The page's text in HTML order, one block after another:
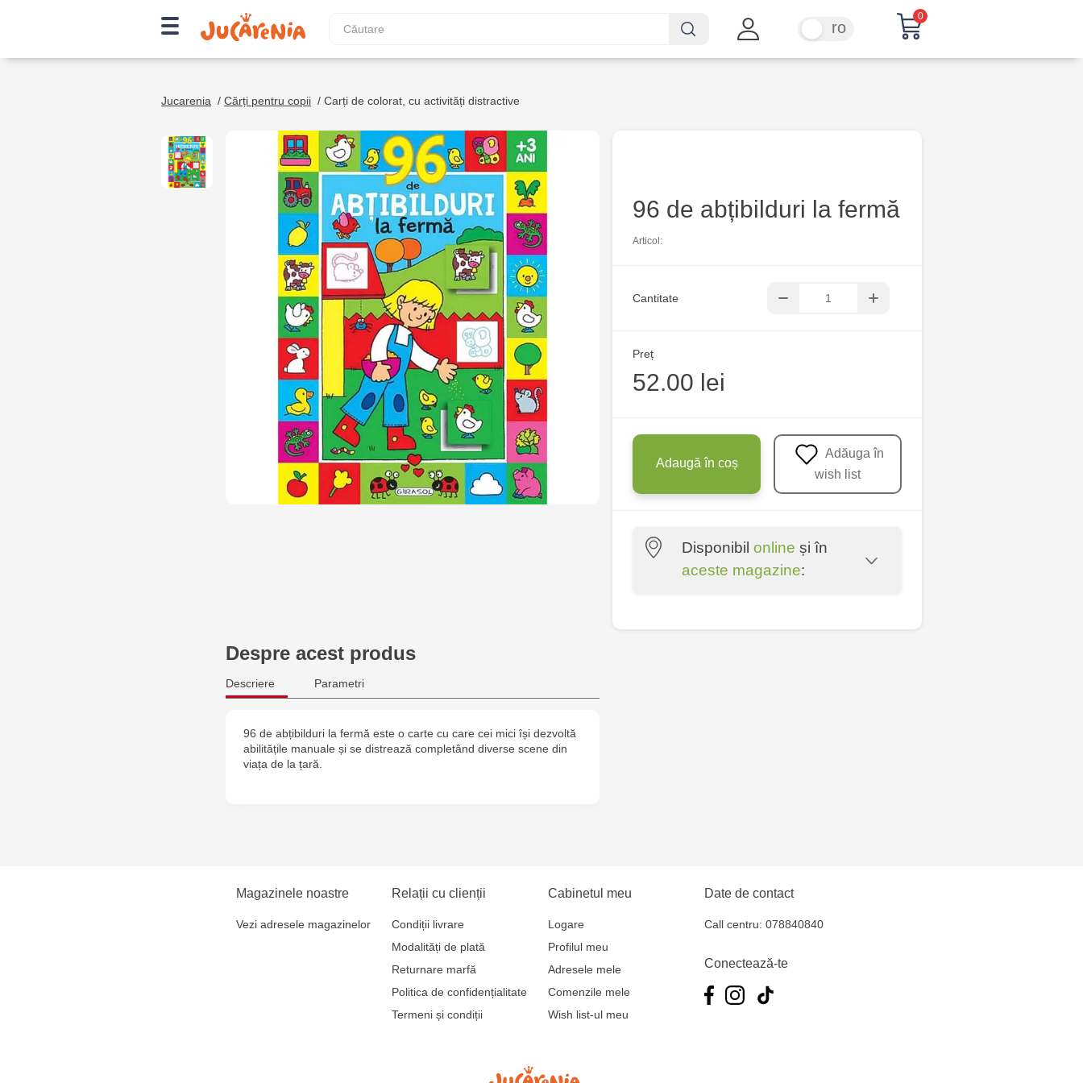
ro
0
Jucarenia / Cărți pentru copii / Carți de colorat, cu activități distractive
96 de abțibilduri la fermă
Articol:
Cantitate
Preț
52.00 lei
Adaugă în coș
wish list
Disponibil online și în
aceste magazine:
Socoleni, 7
MultiStore Căușeni- str. Iurii
Gagarin 24
Despre acest produs
Descriere Parametri
96 de abțibilduri la fermă este o carte cu care cei mici își dezvoltă
abilitățile manuale și se distrează completând diverse scene din
viața de la țară.
Magazinele noastre
Vezi adresele magazinelor
Relații cu clienții
Condiții livrare
Modalități de plată
Returnare marfă
Politica de confidențialitate
Termeni și condiții
Cabinetul meu
Logare
Profilul meu
Adresele mele
Comenzile mele
Wish list-ul meu
Date de contact
Call centru: 078840840
Conectează-te